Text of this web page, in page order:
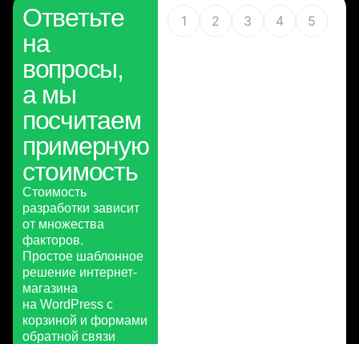
Ответьте
на
вопросы,
а мы
посчитаем
примерную
стоимость
Стоимость
разработки зависит
от множества
факторов.
Простое шаблонное
решение интернет-
магазина
на WordPress с
корзиной и формами
обратной связи
1 2 3 4 5